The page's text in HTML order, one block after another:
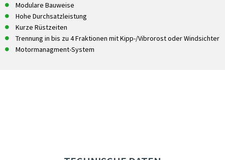
Modulare Bauweise
Hohe Durchsatzleistung
Kurze Rüstzeiten
Trennung in bis zu 4 Fraktionen mit Kipp-/Vibrorost oder Windsichter
Motormanagment-System